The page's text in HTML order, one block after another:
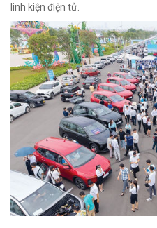
linh kiện điện tử.